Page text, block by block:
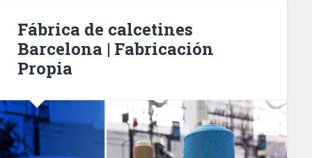
Fábrica de calcetines
Barcelona | Fabricación
Propia